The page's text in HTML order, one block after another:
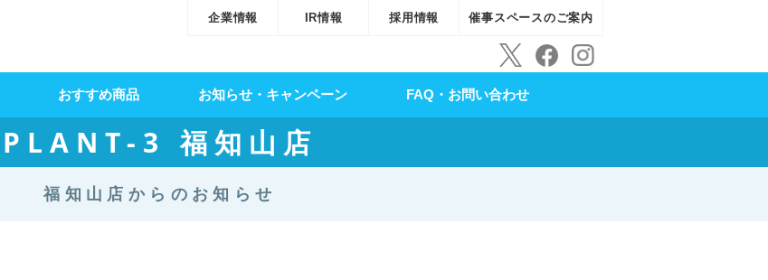
企業情報 IR情報 採用情報 催事スペースのご案内
おすすめ商品 お知らせ・キャンペーン FAQ・お問い合わせ
PLANT-3 福知山店
福知山店からのお知らせ